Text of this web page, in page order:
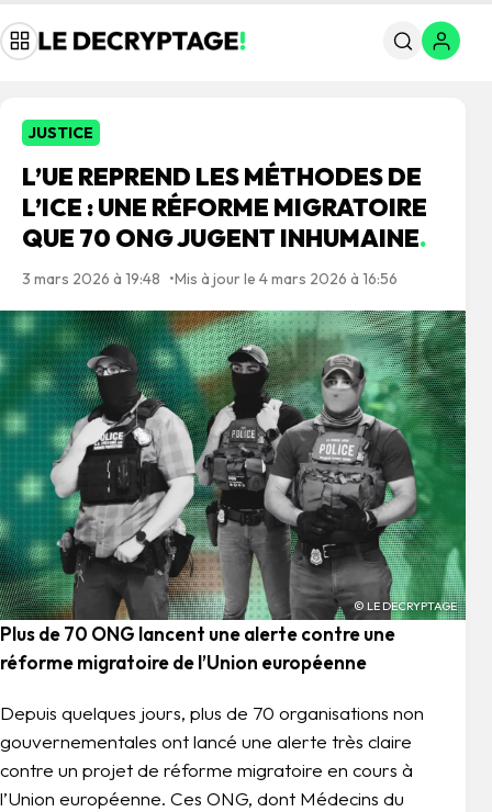
JUSTICE
L’UE REPREND LES MÉTHODES DE
L’ICE : UNE RÉFORME MIGRATOIRE
QUE 70 ONG JUGENT INHUMAINE.
3 mars 2026 à 19:48 Mis à jour le 4 mars 2026 à 16:56
© LE DECRYPTAGE
Plus de 70 ONG lancent une alerte contre une
réforme migratoire de l’Union européenne
Depuis quelques jours, plus de 70 organisations non
gouvernementales ont lancé une alerte très claire
contre un projet de réforme migratoire en cours à
l’Union européenne. Ces ONG, dont Médecins du